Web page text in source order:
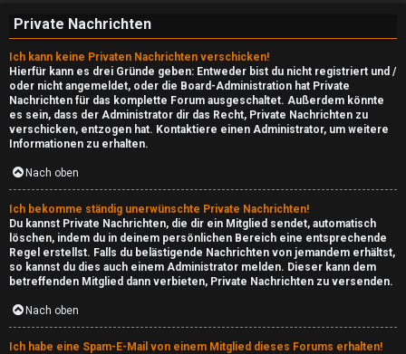
Private Nachrichten
Ich kann keine Privaten Nachrichten verschicken!
Hierfür kann es drei Gründe geben: Entweder bist du nicht registriert und /
oder nicht angemeldet, oder die Board-Administration hat Private
Nachrichten für das komplette Forum ausgeschaltet. Außerdem könnte
es sein, dass der Administrator dir das Recht, Private Nachrichten zu
verschicken, entzogen hat. Kontaktiere einen Administrator, um weitere
Informationen zu erhalten.
Nach oben
Ich bekomme ständig unerwünschte Private Nachrichten!
Du kannst Private Nachrichten, die dir ein Mitglied sendet, automatisch
löschen, indem du in deinem persönlichen Bereich eine entsprechende
Regel erstellst. Falls du belästigende Nachrichten von jemandem erhältst,
so kannst du dies auch einem Administrator melden. Dieser kann dem
betreffenden Mitglied dann verbieten, Private Nachrichten zu versenden.
Nach oben
Ich habe eine Spam-E-Mail von einem Mitglied dieses Forums erhalten!
r
f
↳
N
e
r
d
I
n